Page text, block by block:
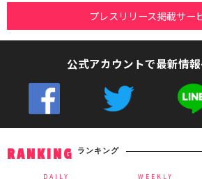
プレスリリース掲載サー
公式アカウントで最新情報
RANKING ランキング
DAILY WEEKLY